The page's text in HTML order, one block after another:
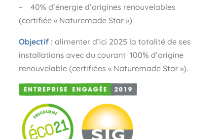
– 40% d’énergie d’origines renouvelables
(certifiée « Naturemade Star »)
Objectif : alimenter d’ici 2025 la totalité de ses
installations avec du courant 100% d’origine
renouvelable (certifiées « Naturemade Star »).